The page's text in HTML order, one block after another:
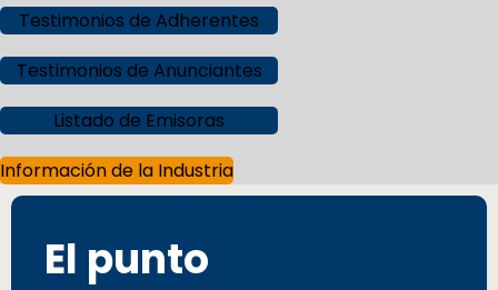
Testimonios de Adherentes
Testimonios de Anunciantes
Listado de Emisoras
Información de la Industria
El punto